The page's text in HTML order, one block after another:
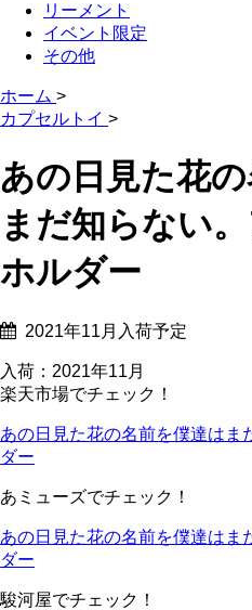
リーメント
イベント限定
その他
ホーム >
カプセルトイ >
あの日見た花
まだ知らない
ホルダー
2021年11月入荷予定
入荷：2021年11月
楽天市場でチェック！
あの日見た花の名前を僕達はま
ダー
あミューズでチェック！
あの日見た花の名前を僕達はま
ダー
駿河屋でチェック！